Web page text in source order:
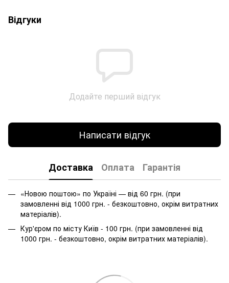
Відгуки
Додайте перший відгук
Написати відгук
Доставка Оплата Гарантія
«Новою поштою» по Україні — від 60 грн. (при
замовленні від 1000 грн. - безкоштовно, окрім витратних
матеріалів).
Кур'єром по місту Київ - 100 грн. (при замовленні від
1000 грн. - безкоштовно, окрім витратних матеріалів).